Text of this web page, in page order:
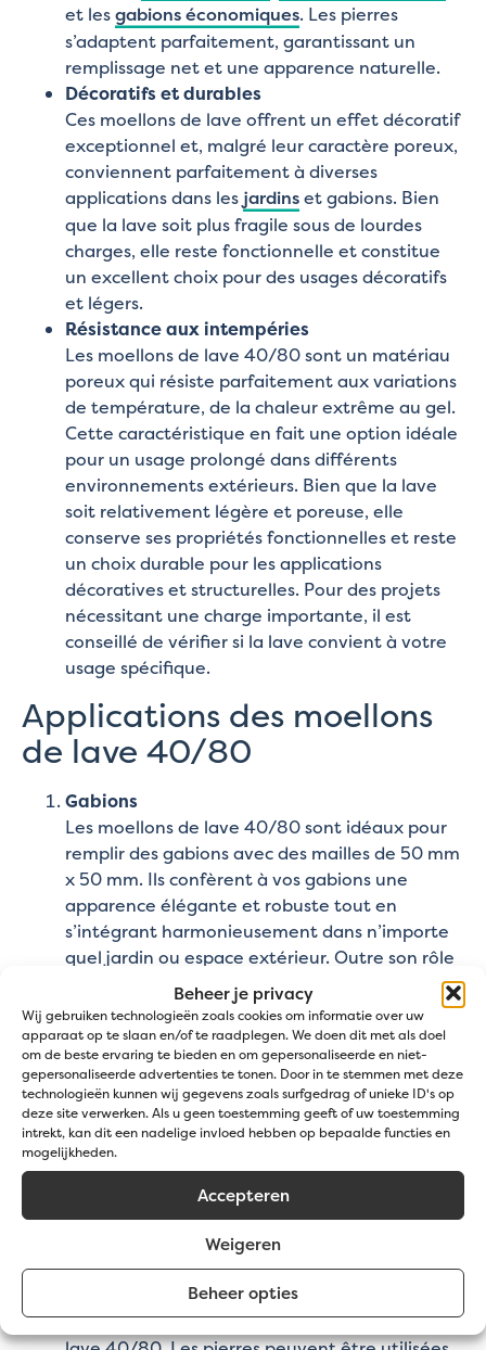
Beheer je privacy
Wij gebruiken technologieën zoals cookies om informatie over uw
apparaat op te slaan en/of te raadplegen. We doen dit met als doel
om de beste ervaring te bieden en om gepersonaliseerde en niet-
gepersonaliseerde advertenties te tonen. Door in te stemmen met deze
technologieën kunnen wij gegevens zoals surfgedrag of unieke ID's op
deze site verwerken. Als u geen toestemming geeft of uw toestemming
intrekt, kan dit een nadelige invloed hebben op bepaalde functies en
mogelijkheden.
Accepteren
Weigeren
Beheer opties
et lesgabions économiques. Les pierres
s’adaptent parfaitement, garantissant un
remplissage net et une apparence naturelle.
Décoratifs et durables
Ces moellons de lave offrent un effet décoratif
exceptionnel et, malgré leur caractère poreux,
conviennent parfaitement à diverses
applications dans les jardinset gabions. Bien
que la lave soit plus fragile sous de lourdes
charges, elle reste fonctionnelle et constitue
un excellent choix pour des usages décoratifs
et légers.
Résistance aux intempéries
Les moellons de lave 40/80 sont un matériau
poreux qui résiste parfaitement aux variations
de température, de la chaleur extrême au gel.
Cette caractéristique en fait une option idéale
pour un usage prolongé dans différents
environnements extérieurs. Bien que la lave
soit relativement légère et poreuse, elle
conserve ses propriétés fonctionnelles et reste
un choix durable pour les applications
décoratives et structurelles. Pour des projets
nécessitant une charge importante, il est
conseillé de vérifier si la lave convient à votre
usage spécifique.
Applications des moellons
de lave 40/80
Gabions
Les moellons de lave 40/80 sont idéaux pour
remplir des gabions avec des mailles de 50 mm
x 50 mm. Ils confèrent à vos gabions une
apparence élégante et robuste tout en
s’intégrant harmonieusement dans n’importe
quel jardin ou espace extérieur. Outre son rôle
décoratif, ils offrent également des avantages
pratiques tels que l’atténuation du bruit et la
protection de la vie privée.
Aménagement paysager
Utilisez les moellons de lave 40/80 pour
ajouter une touche décorative à vos bordures,
allées ou espaces ouverts dans le jardin. Ces
pierres offrent non seulement un avantage
esthétique, mais aident également à réduire la
croissance des mauvaises herbes et assurent
un aspect soigné et entretenu.
Étangs
Créez un environnement naturel et apaisant
autour de votre étang avec les moellons de